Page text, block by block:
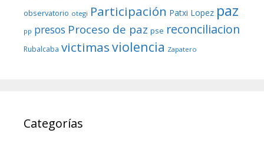
observatorio otegi Participación Patxi Lopez paz
pp presos Proceso de paz pse reconciliacion
Rubalcaba victimasviolencia Zapatero
Categorías